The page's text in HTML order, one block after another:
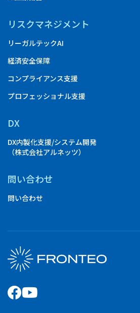
リスクマネジメント
リーガルテックAI
経済安全保障
コンプライアンス支援
プロフェッショナル支援
DX
DX内製化支援/システム開発
（株式会社アルネッツ）
問い合わせ
問い合わせ